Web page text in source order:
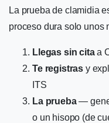
La prueba de clamidia
proceso dura solo unos
Llegas sin citaa
Te registras y
ITS
La prueba—
o un hisopo (de